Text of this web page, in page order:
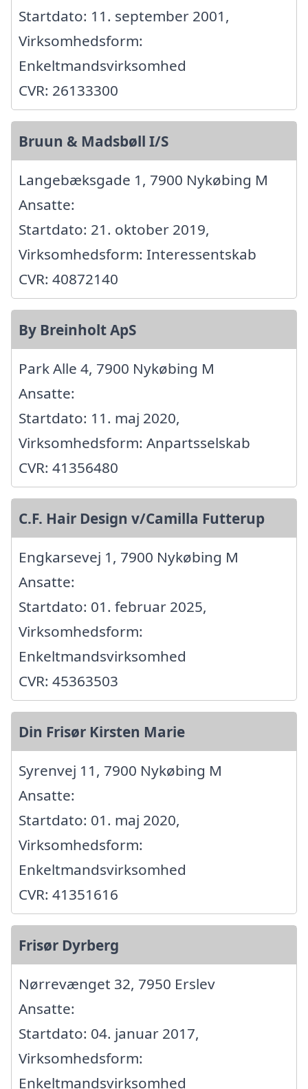
Startdato: 11. september 2001,
Virksomhedsform:
Enkeltmandsvirksomhed
CVR: 26133300
Bruun & Madsbøll I/S
Langebæksgade 1, 7900 Nykøbing M
Ansatte:
Startdato: 21. oktober 2019,
Virksomhedsform: Interessentskab
CVR: 40872140
By Breinholt ApS
Park Alle 4, 7900 Nykøbing M
Ansatte:
Startdato: 11. maj 2020,
Virksomhedsform: Anpartsselskab
CVR: 41356480
C.F. Hair Design v/Camilla Futterup
Engkarsevej 1, 7900 Nykøbing M
Ansatte:
Startdato: 01. februar 2025,
Virksomhedsform:
Enkeltmandsvirksomhed
CVR: 45363503
Din Frisør Kirsten Marie
Syrenvej 11, 7900 Nykøbing M
Ansatte:
Startdato: 01. maj 2020,
Virksomhedsform:
Enkeltmandsvirksomhed
CVR: 41351616
Frisør Dyrberg
Nørrevænget 32, 7950 Erslev
Ansatte:
Startdato: 04. januar 2017,
Virksomhedsform:
Enkeltmandsvirksomhed